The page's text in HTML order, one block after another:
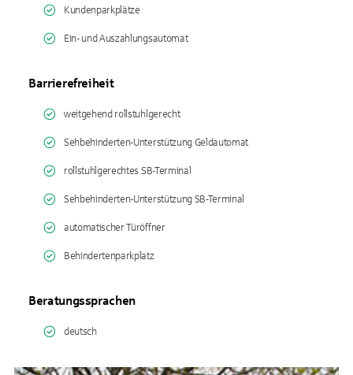
Kundenparkplätze
Ein- und Auszahlungsautomat
Barrierefreiheit
weitgehend rollstuhlgerecht
Sehbehinderten-Unterstützung Geldautomat
rollstuhlgerechtes SB-Terminal
Sehbehinderten-Unterstützung SB-Terminal
automatischer Türöffner
Behindertenparkplatz
Beratungssprachen
deutsch